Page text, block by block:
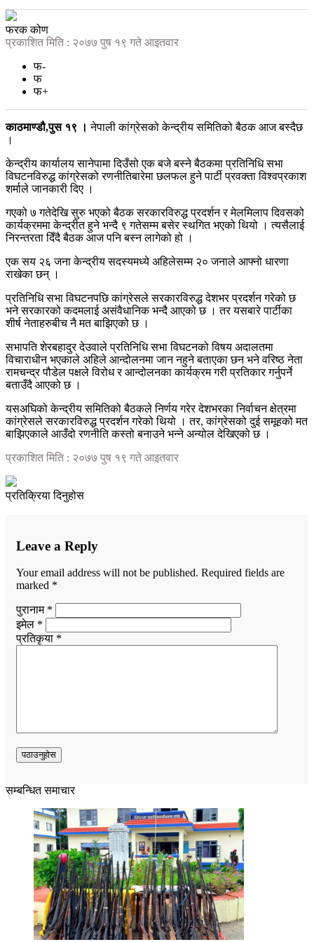
फरक कोण
प्रकाशित मिति : २०७७ पुष १९ गते आइतवार
फ-
फ
फ+
काठमाण्डौ,पुस १९ । नेपाली कांग्रेसको केन्द्रीय समितिको बैठक आज बस्दैछ
।
केन्द्रीय कार्यालय सानेपामा दिउँसो एक बजे बस्ने बैठकमा प्रतिनिधि सभा
विघटनविरुद्ध कांग्रेसको रणनीतिबारेमा छलफल हुने पार्टी प्रवक्ता विश्वप्रकाश
शर्माले जानकारी दिए ।
गएको ७ गतेदेखि सुरु भएको बैठक सरकारविरुद्ध प्रदर्शन र मेलमिलाप दिवसको
कार्यक्रममा केन्द्रीत हुने भन्दै ९ गतेसम्म बसेर स्थगित भएको थियो । त्यसैलाई
निरन्तरता दिँदै बैठक आज पनि बस्न लागेको हो ।
एक सय २६ जना केन्द्रीय सदस्यमध्ये अहिलेसम्म २० जनाले आफ्नो धारणा
राखेका छन् ।
प्रतिनिधि सभा विघटनपछि कांग्रेसले सरकारविरुद्ध देशभर प्रदर्शन गरेको छ
भने सरकारको कदमलाई असंवैधानिक भन्दै आएको छ । तर यसबारे पार्टीका
शीर्ष नेताहरुबीच नै मत बाझिएको छ ।
सभापति शेरबहादुर देउवाले प्रतिनिधि सभा विघटनको विषय अदालतमा
विचाराधीन भएकाले अहिले आन्दोलनमा जान नहुने बताएका छन भने वरिष्ठ नेता
रामचन्द्र पौडेल पक्षले विरोध र आन्दोलनका कार्यक्रम गरी प्रतिकार गर्नुपर्ने
बताउँदै आएको छ ।
यसअघिको केन्द्रीय समितिको बैठकले निर्णय गरेर देशभरका निर्वाचन क्षेत्रमा
कांग्रेसले सरकारविरुद्ध प्रदर्शन गरेको थियो । तर, कांग्रेसको दुई समूहको मत
बाझिएकाले आउँदो रणनीति कस्तो बनाउने भन्ने अन्योल देखिएको छ ।
प्रकाशित मिति : २०७७ पुष १९ गते आइतवार
प्रतिक्रिया दिनुहोस
Leave a Reply
Your email address will not be published. Required fields are
marked *
पुरानाम *
इमेल *
प्रतिकृया *
सम्बन्धित समाचार